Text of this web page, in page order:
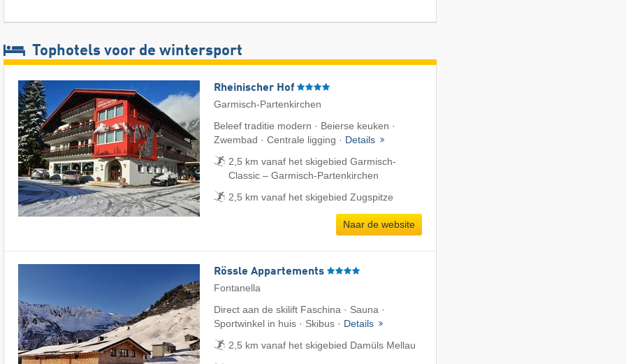
Tophotels voor de wintersport
Rheinischer Hof
Garmisch-Partenkirchen
Beleef traditie modern · Beierse keuken ·
Zwembad · Centrale ligging · Details
2,5 km vanaf het skigebied Garmisch-
Classic – Garmisch-Partenkirchen
2,5 km vanaf het skigebied Zugspitze
Naar de website
Rössle Appartements
Fontanella
Direct aan de skilift Faschina · Sauna ·
Sportwinkel in huis · Skibus · Details
2,5 km vanaf het skigebied Damüls Mellau